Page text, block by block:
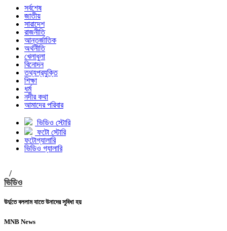
সর্বশেষ
জাতীয়
সারাদেশ
রাজনীতি
আন্তর্জাতিক
অর্থনীতি
খেলাধুলা
বিনোদন
তথ্যপ্রযুক্তি
শিক্ষা
ধর্ম
নদীর কথা
আমাদের পরিবার
ভিডিও স্টোরি
ফটো স্টোরি
ফটোগ্যালারি
ভিডিও গ্যালারি
/
ভিডিও
উর্দুতে বললাম যাতে উনাদের সুবিধা হয়
MNB News